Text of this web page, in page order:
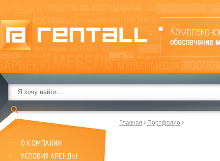
О КОМПАНИИ
УСЛОВИЯ АРЕНДЫ
Главная Портфолио